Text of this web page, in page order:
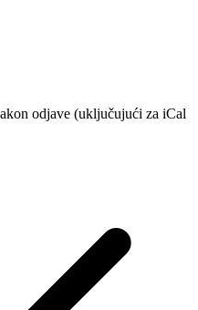
odjave (uključujući za iCal